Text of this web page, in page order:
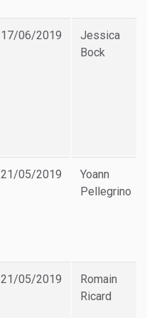
17/06/2019
Jessica
Bock
21/05/2019
Yoann
Pellegrino
21/05/2019
Romain
Ricard